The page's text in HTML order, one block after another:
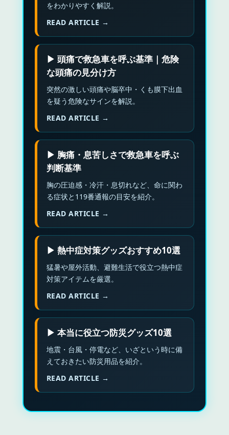
をわかりやすく解説。
READ ARTICLE →
▶ 頭痛で救急車を呼ぶ基準｜危険
な頭痛の見分け方
突然の激しい頭痛や脳卒中・くも膜下出血
を疑う危険なサインを解説。
READ ARTICLE →
▶ 胸痛・息苦しさで救急車を呼ぶ
判断基準
胸の圧迫感・冷汗・息切れなど、命に関わ
る症状と119番通報の目安を紹介。
READ ARTICLE →
▶ 熱中症対策グッズおすすめ10選
猛暑や屋外活動、避難生活で役立つ熱中症
対策アイテムを厳選。
READ ARTICLE →
▶ 本当に役立つ防災グッズ10選
地震・台風・停電など、いざという時に備
えておきたい防災用品を紹介。
READ ARTICLE →